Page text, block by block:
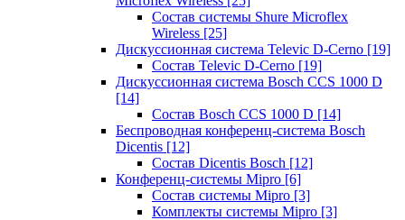
Состав системы Shure Microflex
Wireless [25]
Дискуссионная система Televic D-Cerno [19]
Состав Televic D-Cerno [19]
Дискуссионная система Bosch CCS 1000 D
[14]
Состав Bosch CCS 1000 D [14]
Беспроводная конференц-система Bosch
Dicentis [12]
Состав Dicentis Bosch [12]
Конференц-системы Mipro [6]
Состав системы Mipro [3]
Комплекты системы Mipro [3]